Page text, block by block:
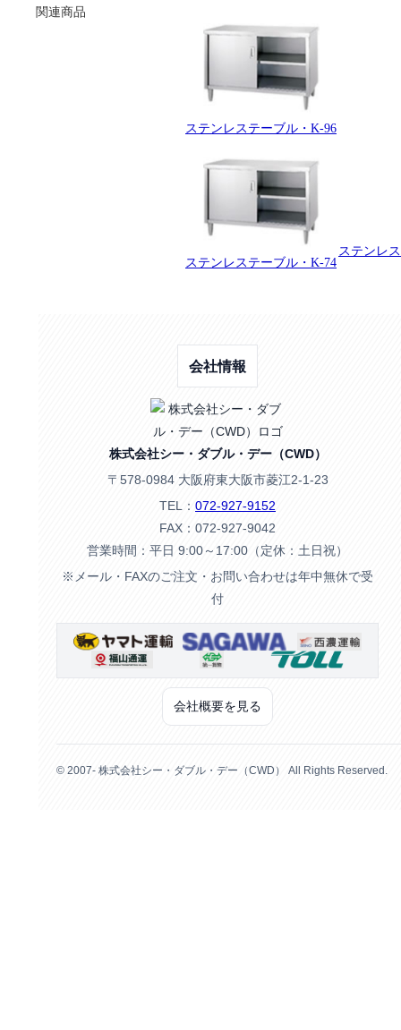
関連商品
ステンレステーブル・K-96
ステンレステーブル・K-74
ステンレ
会社情報
株式会社シー・ダブル・デー（CWD）
〒578-0984 大阪府東大阪市菱江2-1-23
TEL： 072-927-9152
FAX：072-927-9042
営業時間：平日 9:00～17:00（定休：土日祝）
※メール・FAXのご注文・お問い合わせは年中無休で受
付
会社概要を見る
© 2007- 株式会社シー・ダブル・デー（CWD） All Rights Reserved.